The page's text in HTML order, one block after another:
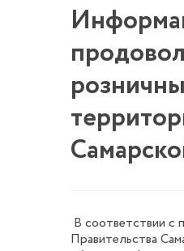
В соответствии с
Правительства